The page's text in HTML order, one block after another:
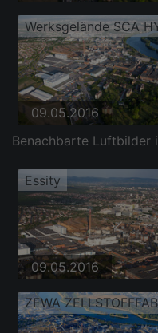
09.05.2016
Benachbarte Luftbilder
Essity
09.05.2016
ZEWA